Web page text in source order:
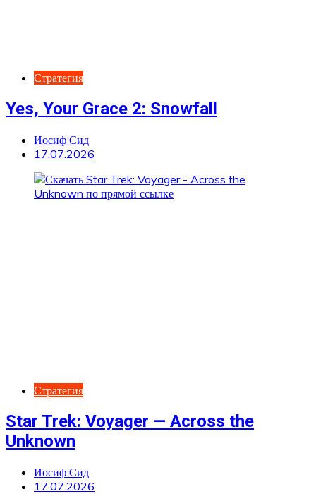
Стратегия
Yes, Your Grace 2: Snowfall
Иосиф Сид
17.07.2026
Стратегия
Star Trek: Voyager — Across the
Unknown
Иосиф Сид
17.07.2026